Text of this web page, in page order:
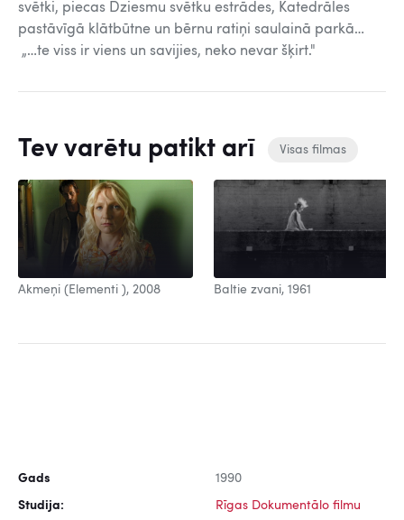
svētki, piecas Dziesmu svētku estrādes, Katedrāles
pastāvīgā klātbūtne un bērnu ratiņi saulainā parkā…
„…te viss ir viens un savijies, neko nevar šķirt."
Tev varētu patikt arī Visas filmas
Akmeņi (Elementi ), 2008 Baltie zvani, 1961
Gads 1990
Studija: Rīgas Dokumentālo filmu